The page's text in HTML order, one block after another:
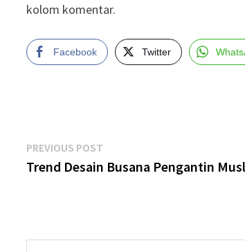
kolom komentar.
Facebook Twitter
Post
navigation
PREVIOUS POST
post:
Trend Desain Busana Pengantin